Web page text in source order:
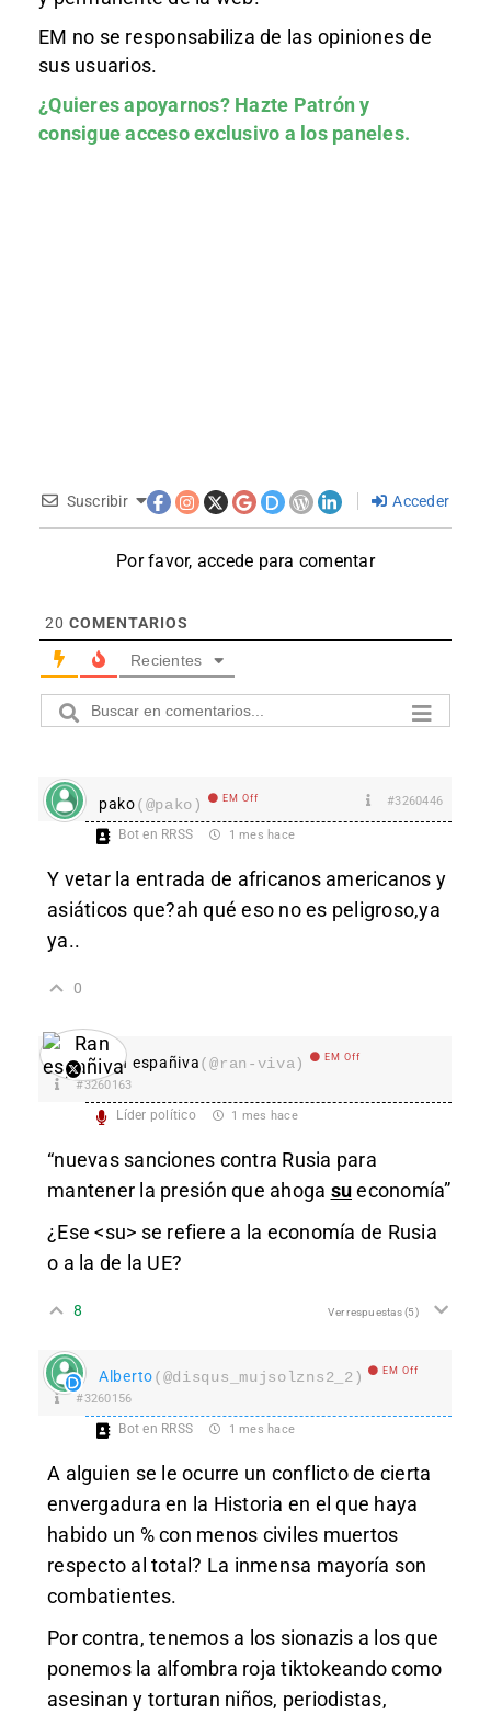
EM no se responsabiliza de las opiniones de
sus usuarios.
¿Quieres apoyarnos? Hazte Patróny
consigue acceso exclusivo a los paneles.
Suscribir Acceder
Por favor, accede para comentar
20 COMENTARIOS
Recientes
pako(@pako) EM Off #3260446
Bot en RRSS 1 mes hace
Y vetar la entrada de africanos americanos y
asiáticos que?ah qué eso no es peligroso,ya
ya..
0
Ran españiva(@ran-viva) EM Off
#3260163
Líder político 1 mes hace
“nuevas sanciones contra Rusia para
mantener la presión que ahoga sueconomía”
¿Ese <su> se refiere a la economía de Rusia
o a la de la UE?
8 Ver respuestas(5)
Alberto(@disqus_mujsolzns2_2) EM Off
#3260156
Bot en RRSS 1 mes hace
A alguien se le ocurre un conflicto de cierta
envergadura en la Historia en el que haya
habido un % con menos civiles muertos
respecto al total? La inmensa mayoría son
combatientes.
Por contra, tenemos a los sionazis a los que
ponemos la alfombra roja tiktokeando como
asesinan y torturan niños, periodistas,